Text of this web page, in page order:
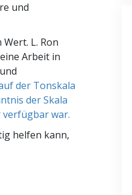
und
L. Ron
Arbeit in
der Tonskala
der Skala
verfügbar war.
helfen kann,